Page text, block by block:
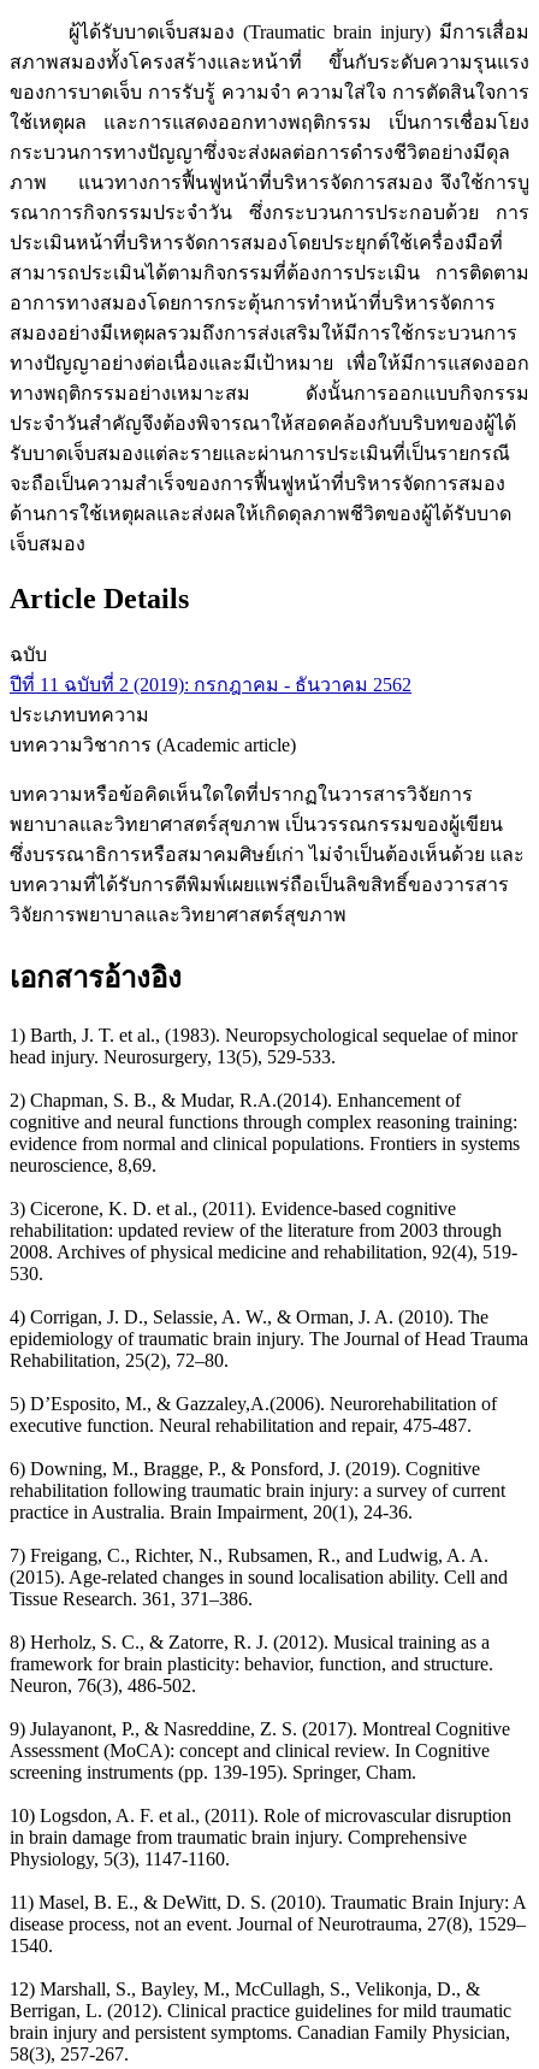
ผู้ได้รับบาดเจ็บสมอง (Traumatic brain injury) มีการเสื่อม
สภาพสมองทั้งโครงสร้างและหน้าที่ ขึ้นกับระดับความรุนแรง
ของการบาดเจ็บ การรับรู้ ความจำ ความใส่ใจ การตัดสินใจการ
ใช้เหตุผล และการแสดงออกทางพฤติกรรม เป็นการเชื่อมโยง
กระบวนการทางปัญญาซึ่งจะส่งผลต่อการดำรงชีวิตอย่างมีดุล
ภาพ แนวทางการฟื้นฟูหน้าที่บริหารจัดการสมอง จึงใช้การบู
รณาการกิจกรรมประจำวัน ซึ่งกระบวนการประกอบด้วย การ
ประเมินหน้าที่บริหารจัดการสมองโดยประยุกต์ใช้เครื่องมือที่
สามารถประเมินได้ตามกิจกรรมที่ต้องการประเมิน การติดตาม
อาการทางสมองโดยการกระตุ้นการทำหน้าที่บริหารจัดการ
สมองอย่างมีเหตุผลรวมถึงการส่งเสริมให้มีการใช้กระบวนการ
ทางปัญญาอย่างต่อเนื่องและมีเป้าหมาย เพื่อให้มีการแสดงออก
ทางพฤติกรรมอย่างเหมาะสม ดังนั้นการออกแบบกิจกรรม
ประจำวันสำคัญจึงต้องพิจารณาให้สอดคล้องกับบริบทของผู้ได้
รับบาดเจ็บสมองแต่ละรายและผ่านการประเมินที่เป็นรายกรณี
จะถือเป็นความสำเร็จของการฟื้นฟูหน้าที่บริหารจัดการสมอง
ด้านการใช้เหตุผลและส่งผลให้เกิดดุลภาพชีวิตของผู้ได้รับบาด
เจ็บสมอง
Article Details
ฉบับ
ปีที่ 11 ฉบับที่ 2 (2019): กรกฎาคม - ธันวาคม 2562
ประเภทบทความ
บทความวิชาการ (Academic article)
บทความหรือข้อคิดเห็นใดใดที่ปรากฏในวารสารวิจัยการ
พยาบาลและวิทยาศาสตร์สุขภาพ เป็นวรรณกรรมของผู้เขียน
ซึ่งบรรณาธิการหรือสมาคมศิษย์เก่า ไม่จำเป็นต้องเห็นด้วย และ
บทความที่ได้รับการตีพิมพ์เผยแพร่ถือเป็นลิขสิทธิ์ของวารสาร
วิจัยการพยาบาลและวิทยาศาสตร์สุขภาพ
เอกสารอ้างอิง
1) Barth, J. T. et al., (1983). Neuropsychological sequelae of minor
head injury. Neurosurgery, 13(5), 529-533.
2) Chapman, S. B., & Mudar, R.A.(2014). Enhancement of
cognitive and neural functions through complex reasoning training:
evidence from normal and clinical populations. Frontiers in systems
neuroscience, 8,69.
3) Cicerone, K. D. et al., (2011). Evidence-based cognitive
rehabilitation: updated review of the literature from 2003 through
2008. Archives of physical medicine and rehabilitation, 92(4), 519-
530.
4) Corrigan, J. D., Selassie, A. W., & Orman, J. A. (2010). The
epidemiology of traumatic brain injury. The Journal of Head Trauma
Rehabilitation, 25(2), 72–80.
5) D’Esposito, M., & Gazzaley,A.(2006). Neurorehabilitation of
executive function. Neural rehabilitation and repair, 475-487.
6) Downing, M., Bragge, P., & Ponsford, J. (2019). Cognitive
rehabilitation following traumatic brain injury: a survey of current
practice in Australia. Brain Impairment, 20(1), 24-36.
7) Freigang, C., Richter, N., Rubsamen, R., and Ludwig, A. A.
(2015). Age-related changes in sound localisation ability. Cell and
Tissue Research. 361, 371–386.
8) Herholz, S. C., & Zatorre, R. J. (2012). Musical training as a
framework for brain plasticity: behavior, function, and structure.
Neuron, 76(3), 486-502.
9) Julayanont, P., & Nasreddine, Z. S. (2017). Montreal Cognitive
Assessment (MoCA): concept and clinical review. In Cognitive
screening instruments (pp. 139-195). Springer, Cham.
10) Logsdon, A. F. et al., (2011). Role of microvascular disruption
in brain damage from traumatic brain injury. Comprehensive
Physiology, 5(3), 1147-1160.
11) Masel, B. E., & DeWitt, D. S. (2010). Traumatic Brain Injury: A
disease process, not an event. Journal of Neurotrauma, 27(8), 1529–
1540.
12) Marshall, S., Bayley, M., McCullagh, S., Velikonja, D., &
Berrigan, L. (2012). Clinical practice guidelines for mild traumatic
brain injury and persistent symptoms. Canadian Family Physician,
58(3), 257-267.